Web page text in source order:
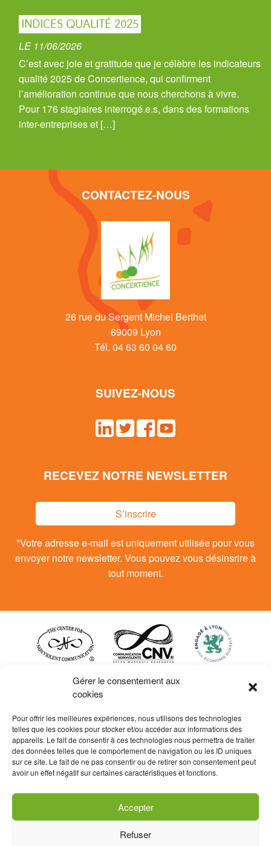
Gérer le consentement aux
cookies
Pour offrir les meilleures expériences, nous utilisons des technologies
telles que les cookies pour stocker et/ou accéder aux informations des
appareils. Le fait de consentir à ces technologies nous permettra de traiter
des données telles que le comportement de navigation ou les ID uniques
sur ce site. Le fait de ne pas consentir ou de retirer son consentement peut
avoir un effet négatif sur certaines caractéristiques et fonctions.
Accepter
Refuser
INDICES QUALITÉ 2025
LE 11/06/2026
C’est avec joie et gratitude que je célèbre les indicateurs
qualité 2025 de Concertience, qui confirment
l’amélioration continue que nous cherchons à vivre.
Pour 176 stagiaires interrogé.e.s, dans des formations
inter-entreprises et […]
CONTACTEZ-NOUS
26 rue du Sergent Michel Berthet
69009 Lyon
Tél. 04 63 60 04 60
SUIVEZ-NOUS
RECEVEZ NOTRE NEWSLETTER
S’inscrire
*Votre adresse e-mail est uniquement utilisée pour vous
envoyer notre newsletter. Vous pouvez vous désinsrire à
tout moment.
La certification qualité a été
délivrée au titre de la catégorie
d’actions suivantes : actions de